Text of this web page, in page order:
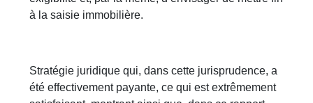
à la saisie immobilière.
Stratégie juridique qui, dans cette jurisprudence, a
été effectivement payante, ce qui est extrêmement